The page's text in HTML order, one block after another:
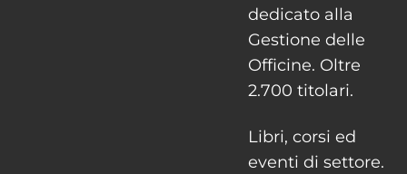
dedicato alla
Gestione delle
Officine. Oltre
2.700 titolari.
Libri, corsi ed
eventi di settore.